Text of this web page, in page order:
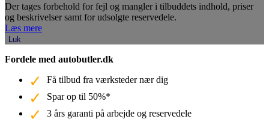
Der tages forbehold for fejl og mangler i tilbuddets indhold, priser
og beskrivelser samt for udsolgte reservedele.
Læs mere
Luk
Fordele med autobutler.dk
Få tilbud fra værksteder nær dig
Spar op til 50%*
3 års garanti på arbejde og reservedele